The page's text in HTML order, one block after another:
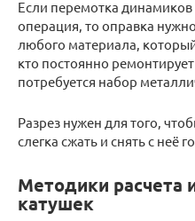
Если перемотка
операция, то оправка
любого материала,
кто постоянно
потребуется набор
Разрез нужен для того,
слегка сжать и снять с неё
Методики расчета
катушек